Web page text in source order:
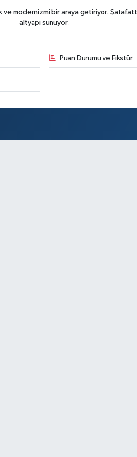
modernizmi bir araya getiriyor.
altyapı sunuyor.
Puan Durumu ve Fikstür